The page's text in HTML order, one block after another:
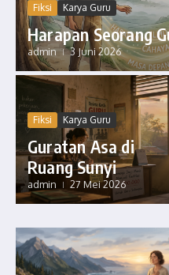
Fiksi Karya Guru
Harapan Seorang
admin 3 Juni 2026
Fiksi Karya Guru
Guratan Asa di
Ruang Sunyi
admin 27 Mei 2026